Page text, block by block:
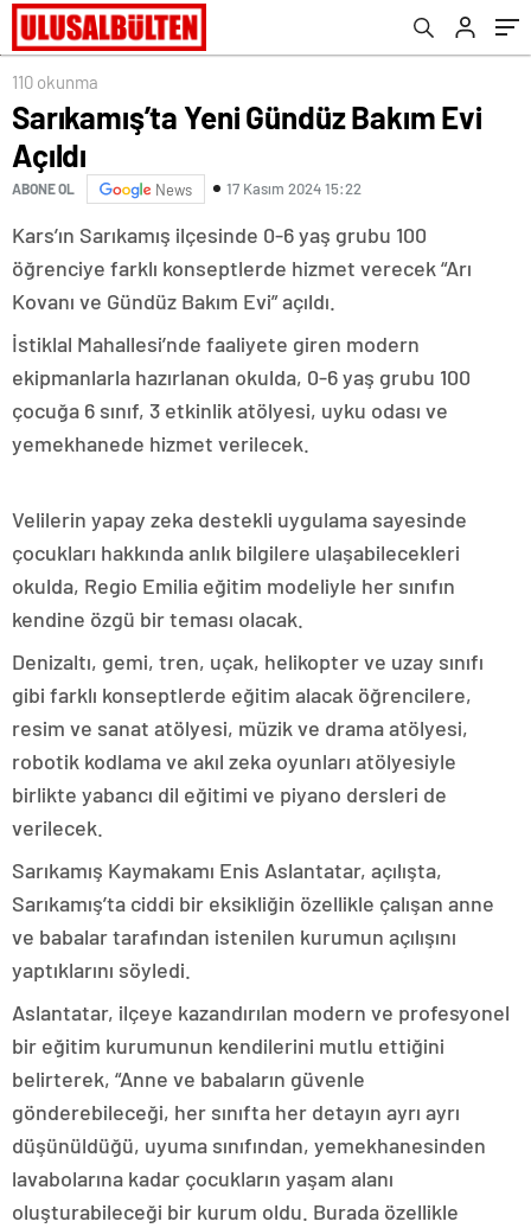
110 okunma
Sarıkamış’ta Yeni Gündüz Bakım Evi
Açıldı
ABONE OL News 17 Kasım 2024 15:22
Kars’ın Sarıkamış ilçesinde 0-6 yaş grubu 100
öğrenciye farklı konseptlerde hizmet verecek “Arı
Kovanı ve Gündüz Bakım Evi” açıldı.
İstiklal Mahallesi’nde faaliyete giren modern
ekipmanlarla hazırlanan okulda, 0-6 yaş grubu 100
çocuğa 6 sınıf, 3 etkinlik atölyesi, uyku odası ve
yemekhanede hizmet verilecek.
Velilerin yapay zeka destekli uygulama sayesinde
çocukları hakkında anlık bilgilere ulaşabilecekleri
okulda, Regio Emilia eğitim modeliyle her sınıfın
kendine özgü bir teması olacak.
Denizaltı, gemi, tren, uçak, helikopter ve uzay sınıfı
gibi farklı konseptlerde eğitim alacak öğrencilere,
resim ve sanat atölyesi, müzik ve drama atölyesi,
robotik kodlama ve akıl zeka oyunları atölyesiyle
birlikte yabancı dil eğitimi ve piyano dersleri de
verilecek.
Sarıkamış Kaymakamı Enis Aslantatar, açılışta,
Sarıkamış’ta ciddi bir eksikliğin özellikle çalışan anne
ve babalar tarafından istenilen kurumun açılışını
yaptıklarını söyledi.
Aslantatar, ilçeye kazandırılan modern ve profesyonel
bir eğitim kurumunun kendilerini mutlu ettiğini
belirterek, “Anne ve babaların güvenle
gönderebileceği, her sınıfta her detayın ayrı ayrı
düşünüldüğü, uyuma sınıfından, yemekhanesinden
lavabolarına kadar çocukların yaşam alanı
oluşturabileceği bir kurum oldu. Burada özellikle